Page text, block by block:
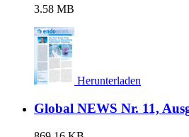
3.58 MB
Herunterladen
Global NEWS Nr. 11,